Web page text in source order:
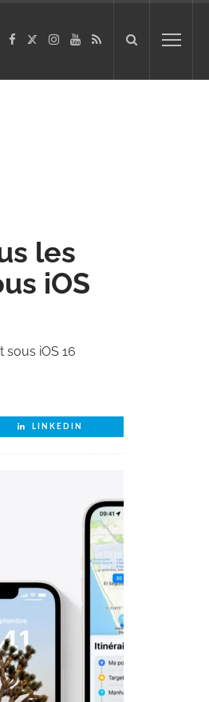
les
iOS
sous iOS 16
LINKEDIN